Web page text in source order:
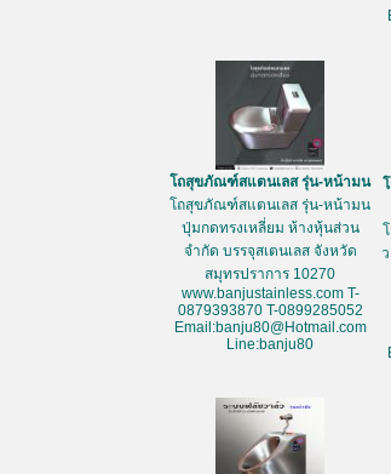
โถสุขภัณฑ์สแตนเลส รุ่น-หน้ามน
โถสุขภัณฑ์สแตนเลส รุ่น-หน้ามน
ปุ่มกดทรงเหลี่ยม ห้างหุ้นส่วน
จำกัด บรรจุสเตนเลส จังหวัด
สมุทรปราการ 10270
www.banjustainless.com T-
0879393870 T-0899285052
Email:banju80@Hotmail.com
Line:banju80